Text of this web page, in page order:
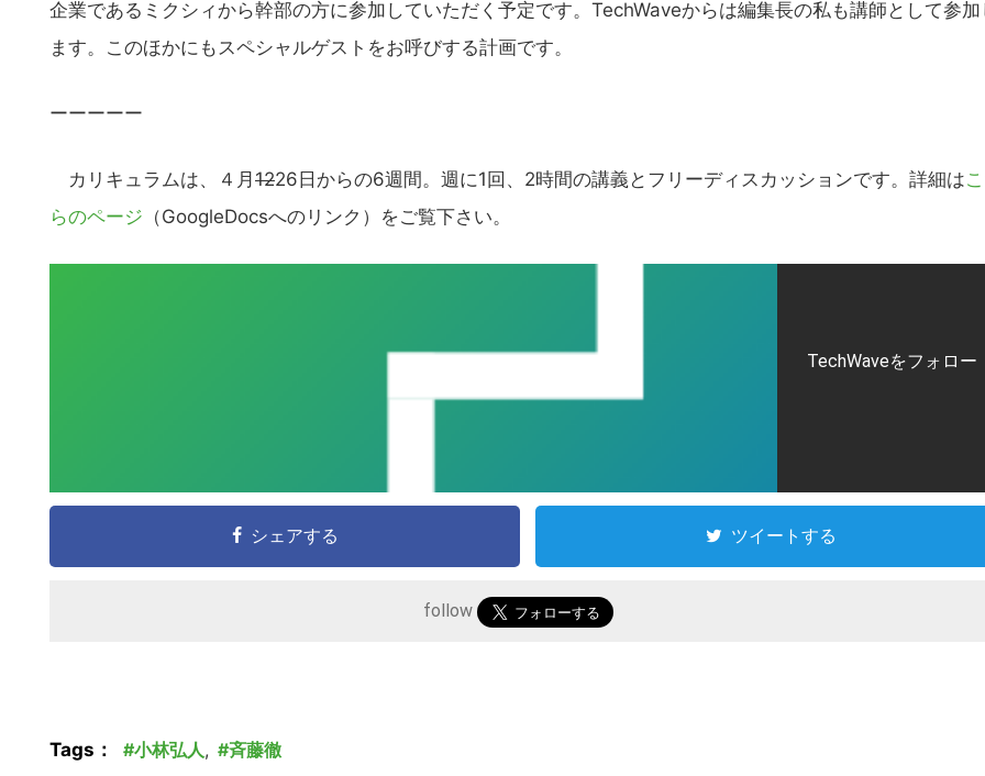
企業であるミクシィから幹部の方に参加していただく予定です。TechWaveからは編集長の私も講師として参加
ます。このほかにもスペシャルゲストをお呼びする計画です。
ーーーーー
カリキュラムは、４月 1226日からの6週間。週に1回、2時間の講義とフリーディスカッションです。詳細は
らのページ （GoogleDocsへのリンク）をご覧下さい。
TechWaveをフォロー
シェアする ツイートする
follow
Tags： 小林弘人, 斉藤徹
イ
ト
す
る